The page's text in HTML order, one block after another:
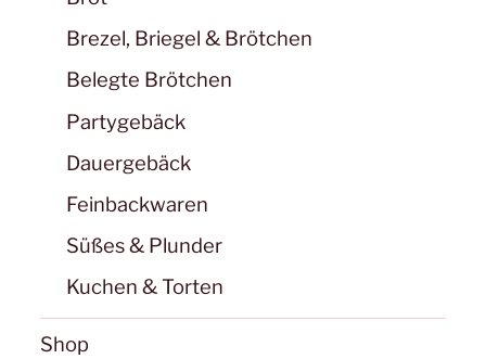
Brezel, Briegel & Brötchen
Belegte Brötchen
Partygebäck
Dauergebäck
Feinbackwaren
Süßes & Plunder
Kuchen & Torten
Shop